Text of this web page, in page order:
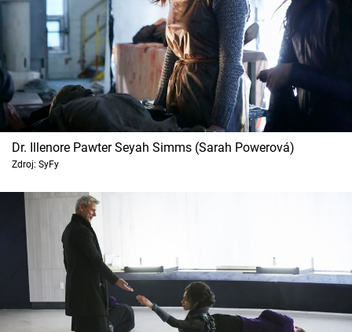
Dr. Illenore Pawter Seyah Simms (Sarah Powerová)
Zdroj: SyFy